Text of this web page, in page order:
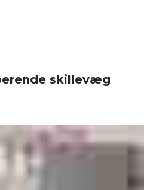
skillevæg